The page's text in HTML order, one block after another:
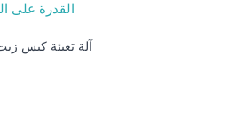
القدرة على
آلة تعبئة كيس